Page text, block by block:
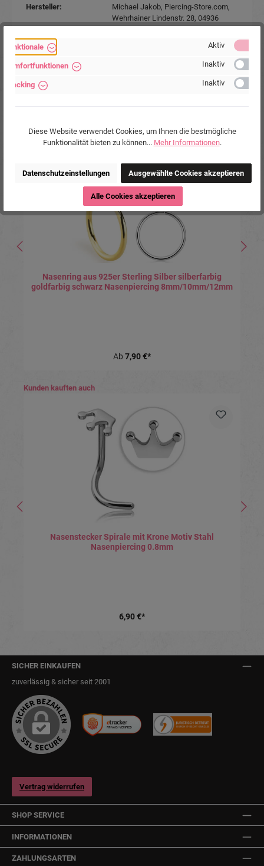
Hersteller:
Michael Jakob, Piercing-Store.com,
Wehrhainer Lindenstr. 28, 04936
Produktgalerie überspringen
Ähnliche Produkte
Tipp
Nasenring aus 925er Sterling Silber silberfarbig
goldfarbig schwarz Nasenpiercing 8mm/10mm/12mm
Ab 7,90 €*
Produktgalerie überspringen
Kunden kauften auch
Nasenstecker Spirale mit Krone Motiv Stahl
Nasenpiercing 0.8mm
6,90 €*
SICHER EINKAUFEN
zuverlässig & sicher seit 2001
Vertrag widerrufen
SHOP SERVICE
INFORMATIONEN
ZAHLUNGSARTEN
Funktionale Aktiv
Komfortfunktionen Inaktiv
Tracking Inaktiv
Diese Website verwendet Cookies, um Ihnen die bestmögliche
Funktionalität bieten zu können... Mehr Informationen.
Datenschutzeinstellungen Ausgewählte Cookies akzeptieren
Alle Cookies akzeptieren